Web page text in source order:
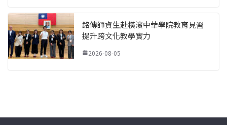
銘傳師資生赴橫濱中華學院教育見習
提升跨文化教學實力
2026-08-05